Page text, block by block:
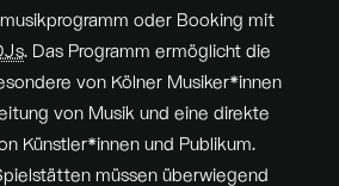
musikprogramm oder Booking mit
. Das Programm ermöglicht die
von Kölner Musiker*innen
von Musik und eine direkte
Künstler*innen und Publikum.
müssen überwiegend